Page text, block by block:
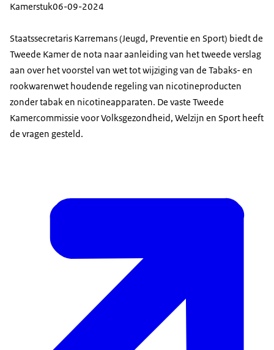
Kamerstuk06-09-2024
Staatssecretaris Karremans (Jeugd, Preventie en Sport) biedt de
Tweede Kamer de nota naar aanleiding van het tweede verslag
aan over het voorstel van wet tot wijziging van de Tabaks- en
rookwarenwet houdende regeling van nicotineproducten
zonder tabak en nicotineapparaten. De vaste Tweede
Kamercommissie voor Volksgezondheid, Welzijn en Sport heeft
de vragen gesteld.